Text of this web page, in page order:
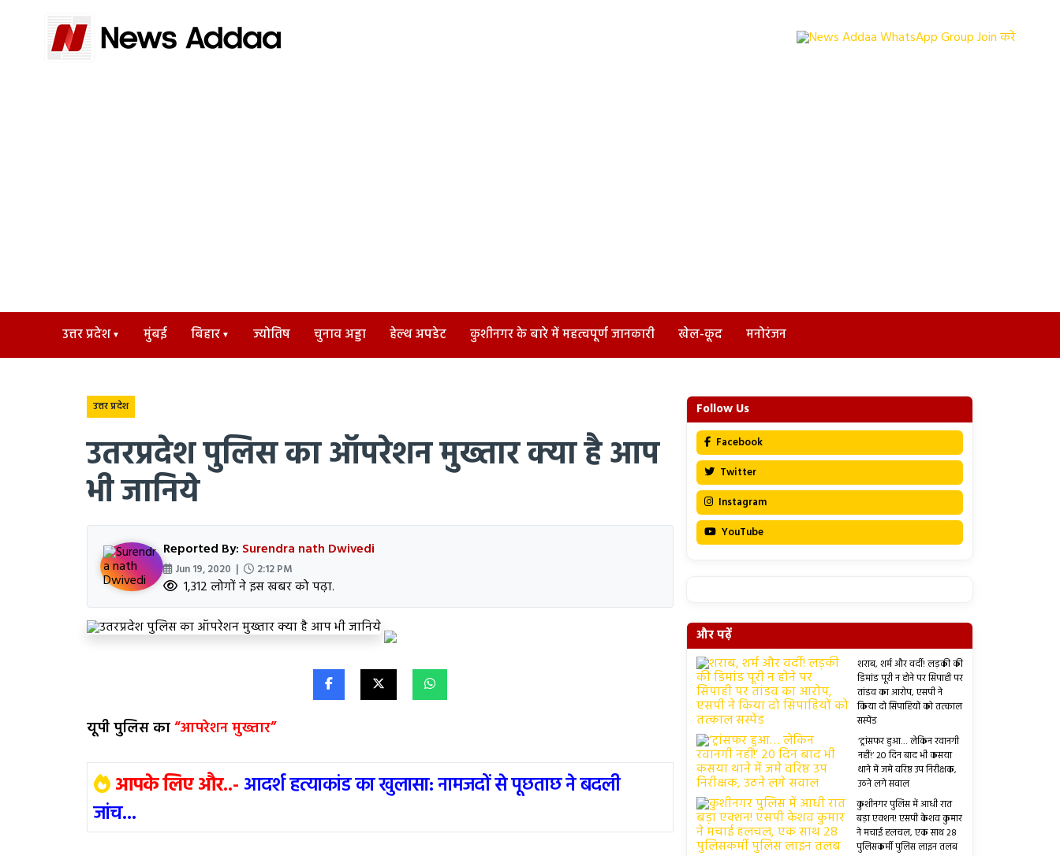
उत्तर प्रदेश मुंबई बिहार ज्योतिष चुनाव अड्डा हेल्थ अपडेट कुशीनगर के बारे में महत्वपूर्ण जानकारी खेल-कूद मनोरंजन
उत्तर प्रदेश
उतरप्रदेश पुलिस का ऑपरेशन मुख्तार क्या है आप
भी जानिये
Reported By: Surendra nath Dwivedi
Jun 19, 2020 | 2:12 PM
1,312 लोगों ने इस खबर को पढ़ा.
यूपी पुलिस का“आपरेशन मुख्तार”
आपके लिए और..- आदर्श हत्याकांड का खुलासा: नामजदों से पूछताछ ने बदली
जांच...
Follow Us
Facebook
Twitter
Instagram
YouTube
और पढ़ें
शराब, शर्म और वर्दी! लड़की की
डिमांड पूरी न होने पर सिपाही पर
तांडव का आरोप, एसपी ने
किया दो सिपाहियों को तत्काल
सस्पेंड
‘ट्रांसफर हुआ… लेकिन रवानगी
नहीं!’ 20 दिन बाद भी कसया
थाने में जमे वरिष्ठ उप निरीक्षक,
उठने लगे सवाल
कुशीनगर पुलिस में आधी रात
बड़ा एक्शन! एसपी केशव कुमार
ने मचाई हलचल, एक साथ 28
पुलिसकर्मी पुलिस लाइन तलब